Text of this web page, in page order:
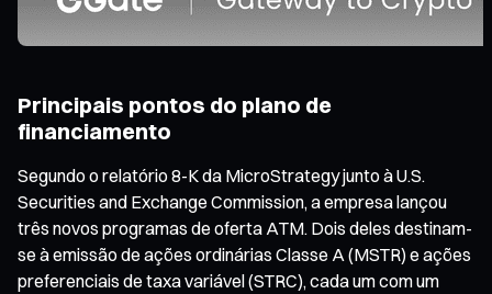
Principais pontos do plano de
financiamento
Segundo o relatório 8-K da MicroStrategy junto à U.S.
Securities and Exchange Commission, a empresa lançou
três novos programas de oferta ATM. Dois deles destinam-
se à emissão de ações ordinárias Classe A (MSTR) e ações
preferenciais de taxa variável (STRC), cada um com um